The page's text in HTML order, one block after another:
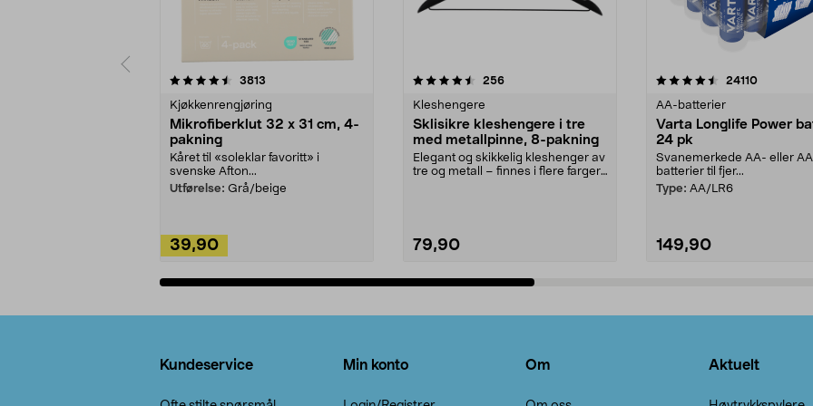
3813
Kjøkkenrengjøring
Mikrofiberklut 32 x 31 cm, 4-
pakning
Kåret til «soleklar favoritt» i
svenske Afton...
Utførelse: Grå/beige
39,90
4.5av 5 stjerner 256anmeldelser
Kleshengere
Sklisikre kleshengere i tre
med metallpinne, 8-pakning
Elegant og skikkelig kleshenger av
tre og metall – finnes i flere farger.
79,90
4.5av 5 stjerner 24110
AA-batterier
Varta Longlife Power
24 pk
Svanemerkede AA- eller
batterier til fjer...
Type: AA/LR6
149,90
4.5av 5 stjerner
Kundeservice Min konto Om Aktuelt